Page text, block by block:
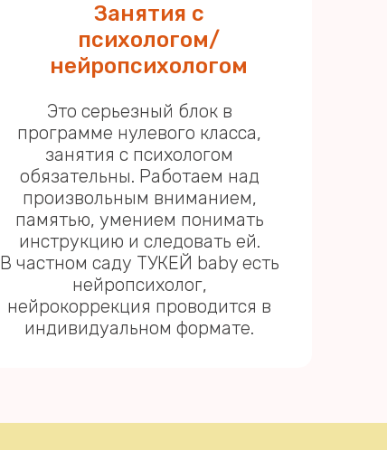
Занятия с
психологом/
нейропсихологом
Это серьезный блок в
программе нулевого класса,
занятия с психологом
обязательны. Работаем над
произвольным вниманием,
памятью, умением понимать
инструкцию и следовать ей.
В частном саду ТУКЕЙ baby есть
нейропсихолог,
нейрокоррекция проводится в
индивидуальном формате.